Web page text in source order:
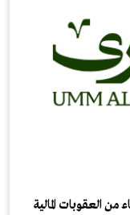
من العقوبات المالية